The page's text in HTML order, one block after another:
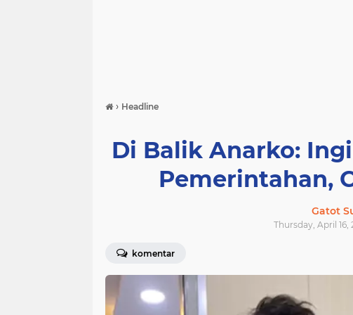
› Headline
Di Balik Anarko:
Pemerintahan,
Gatot
Thursday, April
komentar